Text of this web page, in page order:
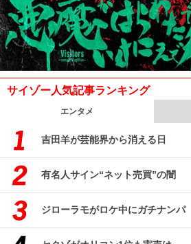
サイゾー人気記事ランキング
エンタメ
吉田羊が芸能界から消える日
有名人サイン“ネット売買”の闇
ジローラモがロケ中にガチナンパ